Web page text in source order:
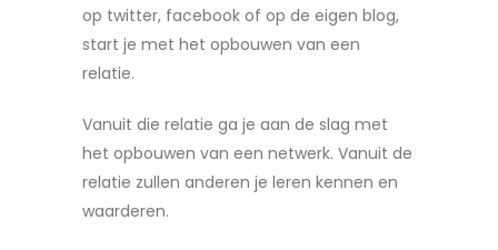
op twitter, facebook of op de eigen blog,
start je met het opbouwen van een
relatie.
Vanuit die relatie ga je aan de slag met
het opbouwen van een netwerk. Vanuit de
relatie zullen anderen je leren kennen en
waarderen.